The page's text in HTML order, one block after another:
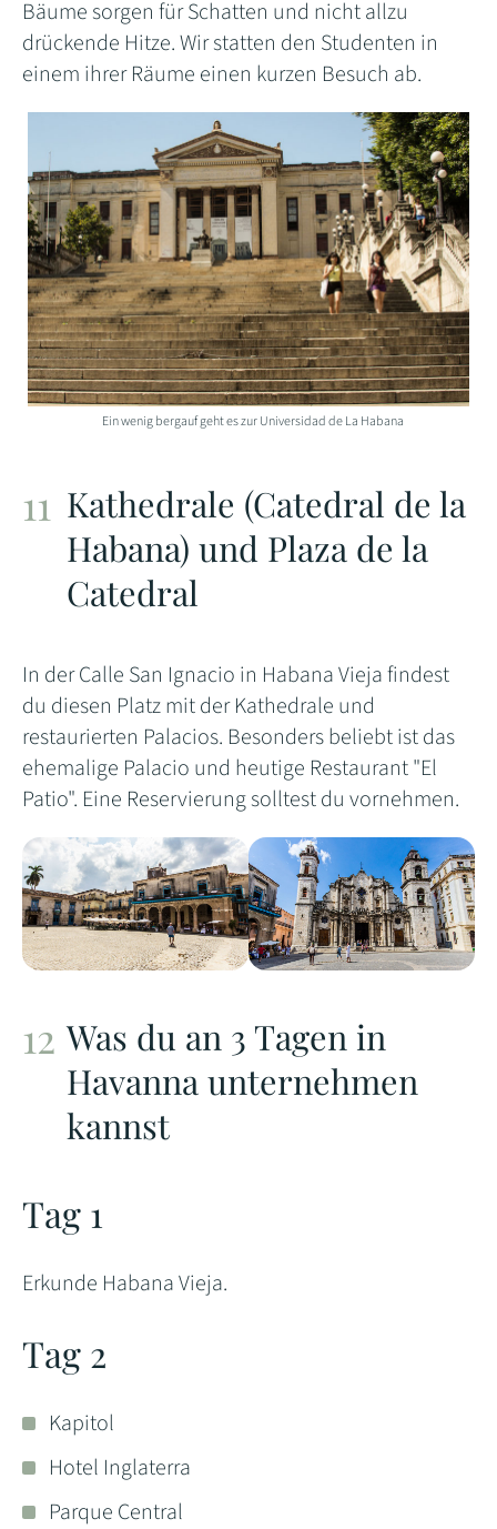
Bäume sorgen für Schatten und nicht allzu
drückende Hitze. Wir statten den Studenten in
einem ihrer Räume einen kurzen Besuch ab.
Ein wenig bergauf geht es zur Universidad de La Habana
Kathedrale (Catedral de la
Habana) und Plaza de la
Catedral
In der Calle San Ignacio in Habana Vieja findest
du diesen Platz mit der Kathedrale und
restaurierten Palacios. Besonders beliebt ist das
ehemalige Palacio und heutige Restaurant "El
Patio". Eine Reservierung solltest du vornehmen.
Was du an 3 Tagen in
Havanna unternehmen
kannst
Tag 1
Erkunde Habana Vieja.
Tag 2
Kapitol
Hotel Inglaterra
Parque Central